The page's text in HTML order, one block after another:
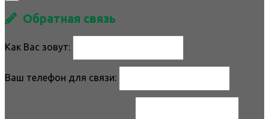
Обратная связь
Как Вас зовут:
Ваш телефон для связи: